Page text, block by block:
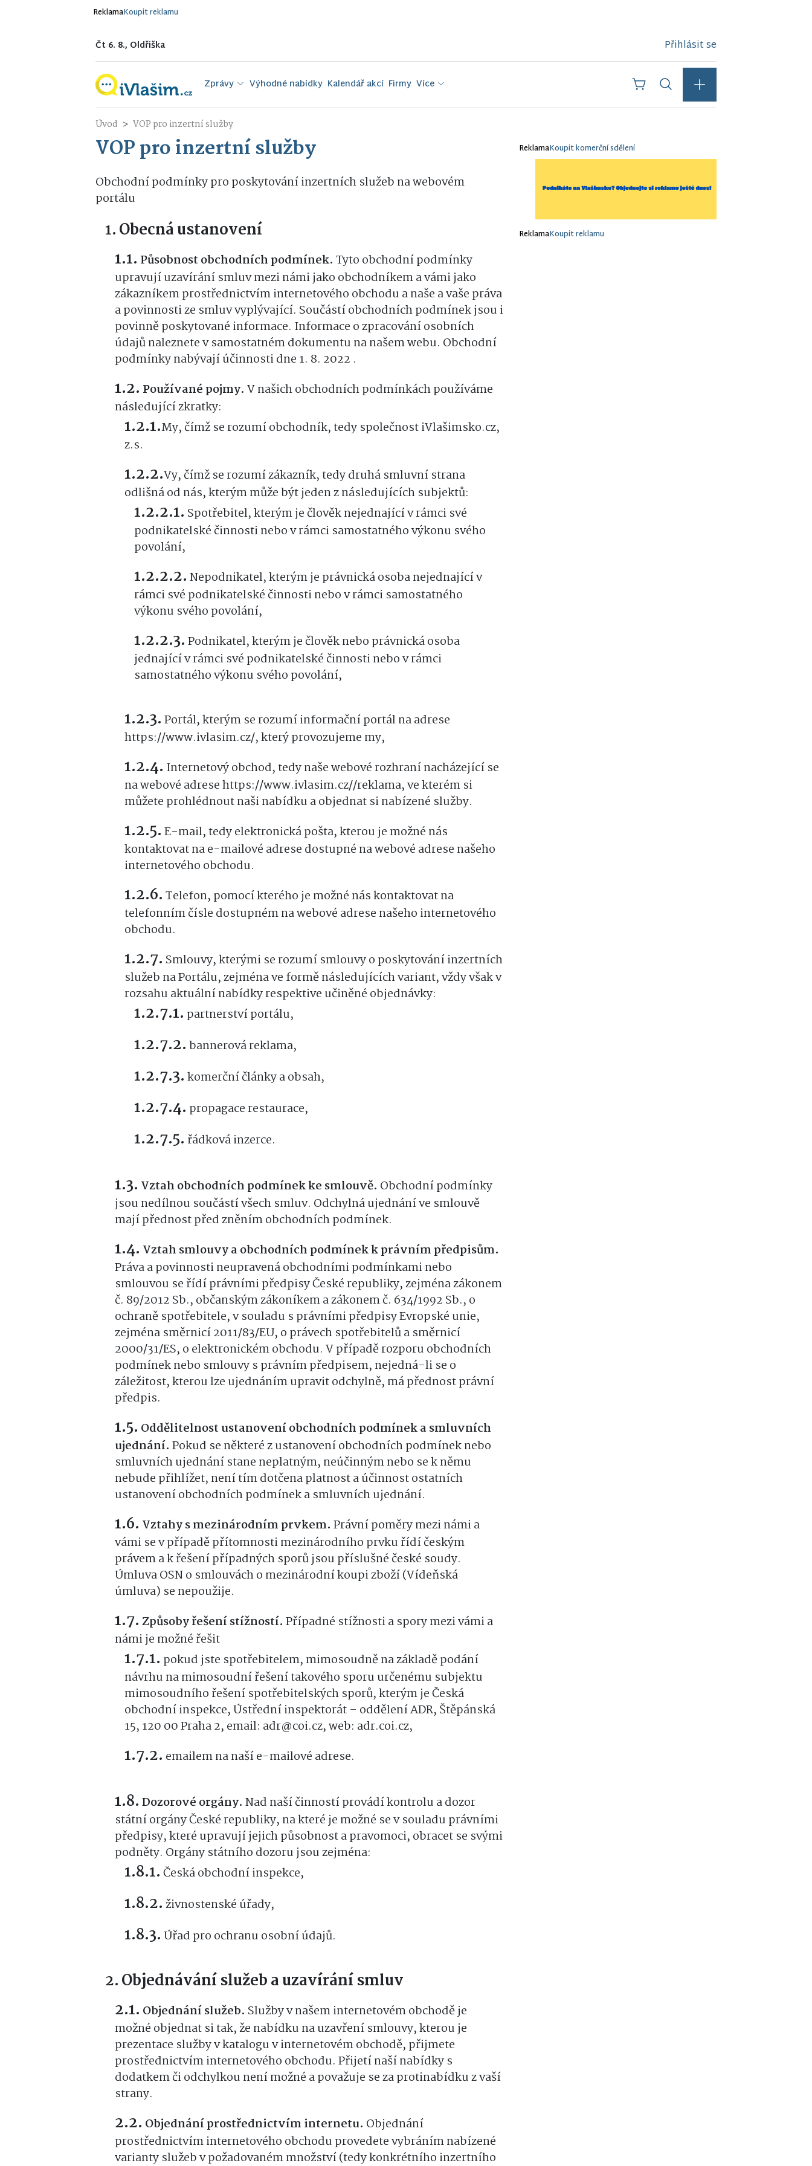
ReklamaKoupit reklamu
Čt 6. 8., Oldřiška Přihlásit se
Zprávy Výhodné nabídky Kalendář akcí Firmy Více
Úvod VOP pro inzertní služby
VOP pro inzertní služby
Obchodní podmínky pro poskytování inzertních služeb na webovém
portálu
Obecná ustanovení
Působnost obchodních podmínek. Tyto obchodní podmínky
upravují uzavírání smluv mezi námi jako obchodníkem a vámi jako
zákazníkem prostřednictvím internetového obchodu a naše a vaše práva
a povinnosti ze smluv vyplývající. Součástí obchodních podmínek jsou i
povinně poskytované informace. Informace o zpracování osobních
údajů naleznete v samostatném dokumentu na našem webu. Obchodní
podmínky nabývají účinnosti dne 1. 8. 2022 .
Používané pojmy. V našich obchodních podmínkách používáme
následující zkratky:
My, čímž se rozumí obchodník, tedy společnost iVlašimsko.cz,
z.s.
Vy, čímž se rozumí zákazník, tedy druhá smluvní strana
odlišná od nás, kterým může být jeden z následujících subjektů:
Spotřebitel, kterým je člověk nejednající v rámci své
podnikatelské činnosti nebo v rámci samostatného výkonu svého
povolání,
Nepodnikatel, kterým je právnická osoba nejednající v
rámci své podnikatelské činnosti nebo v rámci samostatného
výkonu svého povolání,
Podnikatel, kterým je člověk nebo právnická osoba
jednající v rámci své podnikatelské činnosti nebo v rámci
samostatného výkonu svého povolání,
Portál, kterým se rozumí informační portál na adrese
https://www.ivlasim.cz/, který provozujeme my,
Internetový obchod, tedy naše webové rozhraní nacházející se
na webové adrese https://www.ivlasim.cz//reklama, ve kterém si
můžete prohlédnout naši nabídku a objednat si nabízené služby.
E-mail, tedy elektronická pošta, kterou je možné nás
kontaktovat na e-mailové adrese dostupné na webové adrese našeho
internetového obchodu.
Telefon, pomocí kterého je možné nás kontaktovat na
telefonním čísle dostupném na webové adrese našeho internetového
obchodu.
Smlouvy, kterými se rozumí smlouvy o poskytování inzertních
služeb na Portálu, zejména ve formě následujících variant, vždy však v
rozsahu aktuální nabídky respektive učiněné objednávky:
partnerství portálu,
bannerová reklama,
komerční články a obsah,
propagace restaurace,
řádková inzerce.
Vztah obchodních podmínek ke smlouvě. Obchodní podmínky
jsou nedílnou součástí všech smluv. Odchylná ujednání ve smlouvě
mají přednost před zněním obchodních podmínek.
Vztah smlouvy a obchodních podmínek k právním předpisům.
Práva a povinnosti neupravená obchodními podmínkami nebo
smlouvou se řídí právními předpisy České republiky, zejména zákonem
č. 89/2012 Sb., občanským zákoníkem a zákonem č. 634/1992 Sb., o
ochraně spotřebitele, v souladu s právními předpisy Evropské unie,
zejména směrnicí 2011/83/EU, o právech spotřebitelů a směrnicí
2000/31/ES, o elektronickém obchodu. V případě rozporu obchodních
podmínek nebo smlouvy s právním předpisem, nejedná-li se o
záležitost, kterou lze ujednáním upravit odchylně, má přednost právní
předpis.
Oddělitelnost ustanovení obchodních podmínek a smluvních
ujednání. Pokud se některé z ustanovení obchodních podmínek nebo
smluvních ujednání stane neplatným, neúčinným nebo se k němu
nebude přihlížet, není tím dotčena platnost a účinnost ostatních
ustanovení obchodních podmínek a smluvních ujednání.
Vztahy s mezinárodním prvkem. Právní poměry mezi námi a
vámi se v případě přítomnosti mezinárodního prvku řídí českým
právem a k řešení případných sporů jsou příslušné české soudy.
Úmluva OSN o smlouvách o mezinárodní koupi zboží (Vídeňská
úmluva) se nepoužije.
Způsoby řešení stížností. Případné stížnosti a spory mezi vámi a
námi je možné řešit
pokud jste spotřebitelem, mimosoudně na základě podání
návrhu na mimosoudní řešení takového sporu určenému subjektu
mimosoudního řešení spotřebitelských sporů, kterým je Česká
obchodní inspekce, Ústřední inspektorát – oddělení ADR, Štěpánská
15, 120 00 Praha 2, email: adr@coi.cz, web: adr.coi.cz,
emailem na naší e-mailové adrese.
Dozorové orgány. Nad naší činností provádí kontrolu a dozor
státní orgány České republiky, na které je možné se v souladu právními
předpisy, které upravují jejich působnost a pravomoci, obracet se svými
podněty. Orgány státního dozoru jsou zejména:
Česká obchodní inspekce,
živnostenské úřady,
Úřad pro ochranu osobní údajů.
Objednávání služeb a uzavírání smluv
Objednání služeb. Služby v našem internetovém obchodě je
možné objednat si tak, že nabídku na uzavření smlouvy, kterou je
prezentace služby v katalogu v internetovém obchodě, přijmete
prostřednictvím internetového obchodu. Přijetí naší nabídky s
dodatkem či odchylkou není možné a považuje se za protinabídku z vaší
strany.
Objednání prostřednictvím internetu. Objednání
prostřednictvím internetového obchodu provedete vybráním nabízené
varianty služeb v požadovaném množství (tedy konkrétního inzertního
ReklamaKoupit komerční sdělení
ReklamaKoupit reklamu